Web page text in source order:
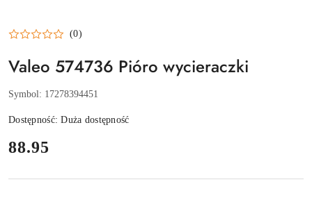
(0)
Valeo 574736 Pióro wycieraczki
Symbol: 17278394451
Dostępność:Duża dostępność
cena:
88.95